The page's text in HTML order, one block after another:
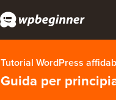
Tutorial WordPress
Guida per